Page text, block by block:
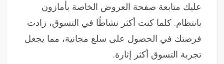
عليك متابعة صفحة العروض الخاصة بأمازون
بانتظام. كلما كنت أكثر نشاطًا في التسوق، زادت
فرصتك في الحصول على سلع مجانية، مما يجعل
تجربة التسوق أكثر إثارة.